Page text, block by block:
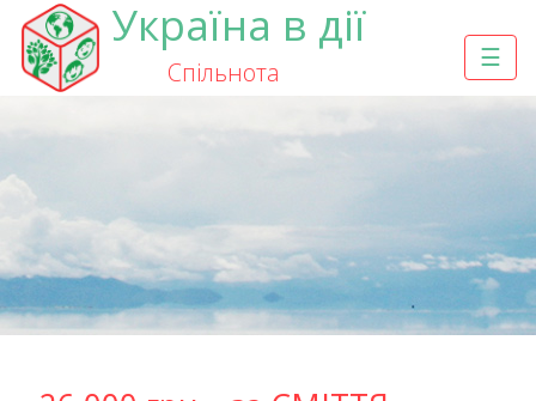
Україна в дії
Спільнота ☰